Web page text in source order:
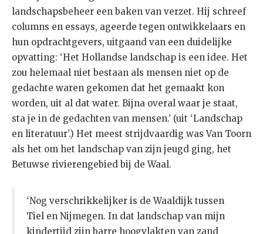
landschapsbeheer een baken van verzet. Hij schreef
columns en essays, ageerde tegen ontwikkelaars en
hun opdrachtgevers, uitgaand van een duidelijke
opvatting: ‘Het Hollandse landschap is een idee. Het
zou helemaal niet bestaan als mensen niet op de
gedachte waren gekomen dat het gemaakt kon
worden, uit al dat water. Bijna overal waar je staat,
sta je in de gedachten van mensen.’ (uit ‘Landschap
en literatuur’.) Het meest strijdvaardig was Van Toorn
als het om het landschap van zijn jeugd ging, het
Betuwse rivierengebied bij de Waal.
‘Nog verschrikkelijker is de Waaldijk tussen
Tiel en Nijmegen. In dat landschap van mijn
kindertijd zijn barre hoogvlakten van zand